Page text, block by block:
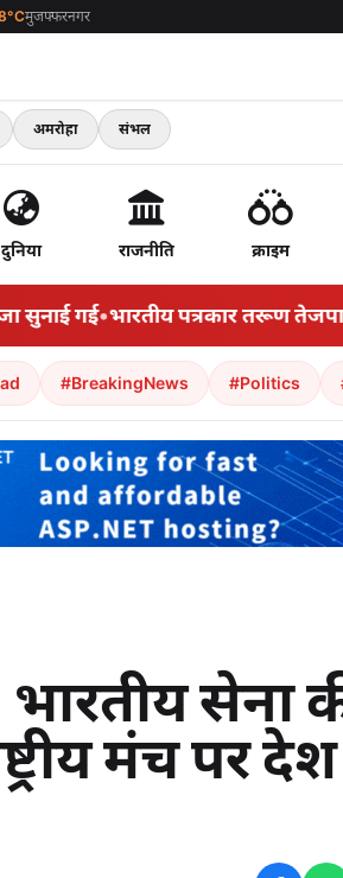
मुजफ्फरनगर
अमरोहा संभल
दुनिया राजनीति क्राइम
गई•भारतीय पत्रकार तरूण तेजपाल
#BreakingNews #Politics
सेना
मंच पर